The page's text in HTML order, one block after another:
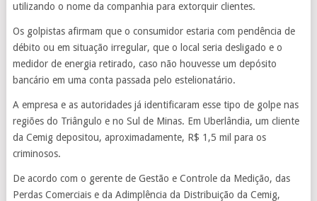
utilizando o nome da companhia para extorquir clientes.
Os golpistas afirmam que o consumidor estaria com pendência de
débito ou em situação irregular, que o local seria desligado e o
medidor de energia retirado, caso não houvesse um depósito
bancário em uma conta passada pelo estelionatário.
A empresa e as autoridades já identificaram esse tipo de golpe nas
regiões do Triângulo e no Sul de Minas. Em Uberlândia, um cliente
da Cemig depositou, aproximadamente, R$ 1,5 mil para os
criminosos.
De acordo com o gerente de Gestão e Controle da Medição, das
Perdas Comerciais e da Adimplência da Distribuição da Cemig,